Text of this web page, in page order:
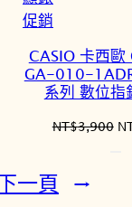
促銷
商
品
CASIO 卡西歐
GA-010-
系列 數位指
NT$3,900 原
一頁 →